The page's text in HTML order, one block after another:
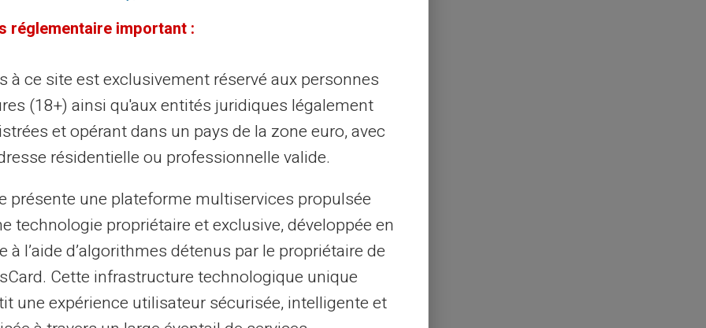
dépenses : fournitures scolaires,
le débordement financier, utilisez
sont enregistrées et vérifiables via une
facilement le passage de chaque euro
: Prévoyez pour
planifiez vos achats. Répertoire ce
prix en ligne. Utilisez votrecarte de
sécurisées. Vous profiterez non
d'offres et de
réductions
réglementaire important :
à ce site est exclusivement réservé aux personnes
(18+) ainsi qu'aux entités juridiques légalement
et opérant dans un pays de la zone euro, avec
résidentielle ou professionnelle valide.
présente une plateforme multiservices propulsée
technologie propriétaire et exclusive, développée en
à l’aide d’algorithmes détenus par le propriétaire de
Cette infrastructure technologique unique
une expérience utilisateur sécurisée, intelligente et